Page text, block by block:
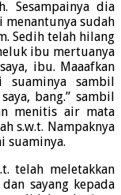
Sesampainya dia
sudah
Sedih telah hilang
ibu mertuanya
ibu. Maaafkan
sambil
bang.” sambil
menitis air mata
s.w.t. Nampaknya
suaminya.
telah meletakkan
sayang kepada